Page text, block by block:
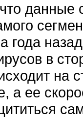
в
на
а ее